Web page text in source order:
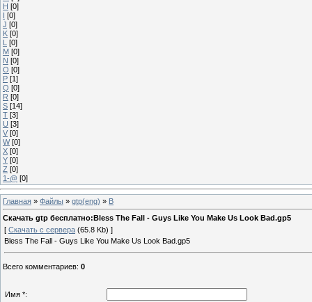
H [0]
I [0]
J [0]
K [0]
L [0]
M [0]
N [0]
O [0]
P [1]
Q [0]
R [0]
S [14]
T [3]
U [3]
V [0]
W [0]
X [0]
Y [0]
Z [0]
1-@ [0]
Главная » Файлы » gtp(eng) » B
Скачать gtp бесплатно:Bless The Fall - Guys Like You Make Us Look Bad.gp5
[ Скачать с сервера (65.8 Kb) ]
Bless The Fall - Guys Like You Make Us Look Bad.gp5
Всего комментариев: 0
Имя *: